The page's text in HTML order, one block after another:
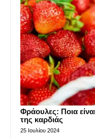
Φράουλες: Ποια
της καρδιάς
25 Ιουλίου 2024